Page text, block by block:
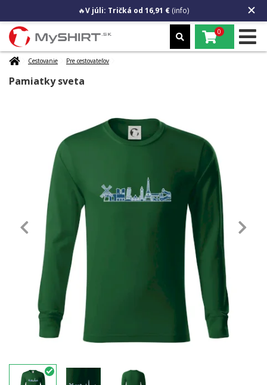
🔥V júli: Tričká od 16,91 € (info)
0
Cestovanie Pre cestovateľov
Pamiatky sveta